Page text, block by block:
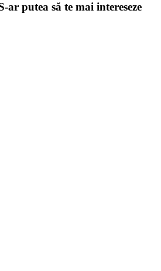
ar putea să te mai intereseze